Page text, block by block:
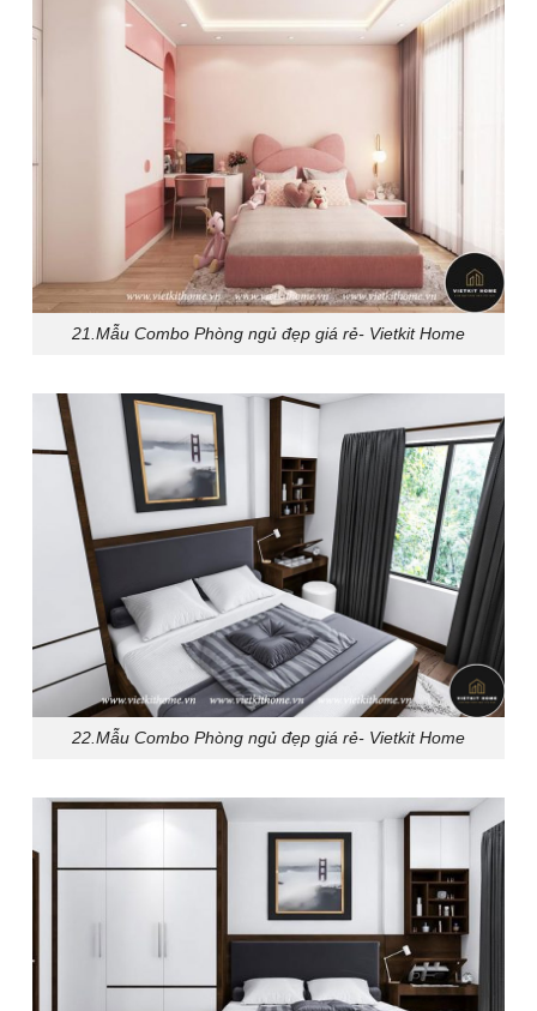
21.Mẫu Combo Phòng ngủ đẹp giá rẻ- Vietkit Home
22.Mẫu Combo Phòng ngủ đẹp giá rẻ- Vietkit Home